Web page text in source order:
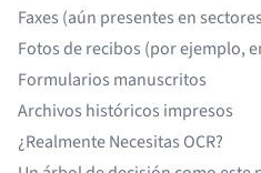
Faxes (aún presentes en
Fotos de recibos (por ejemplo,
Formularios manuscritos
Archivos históricos impresos
¿Realmente Necesitas OCR?